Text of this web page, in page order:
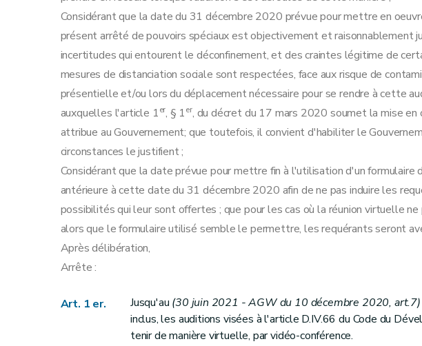
Considérant que la date du 31 décembre 2020 prévue pour mettre en
présent arrêté de pouvoirs spéciaux est objectivement et raisonnablement
incertitudes qui entourent le déconfinement, et des craintes légitime de
mesures de distanciation sociale sont respectées, face aux risque de
présentielle et/ou lors du déplacement nécessaire pour se rendre à cette
auxquelles l'article 1er, § 1er, du décret du 17 mars 2020 soumet la mise en
attribue au Gouvernement; que toutefois, il convient d'habiliter le
circonstances le justifient ;
Considérant que la date prévue pour mettre fin à l'utilisation d'un formulaire
antérieure à cette date du 31 décembre 2020 afin de ne pas induire les
possibilités qui leur sont offertes ; que pour les cas où la réunion virtuelle
alors que le formulaire utilisé semble le permettre, les requérants seront
Après délibération,
Arrête :
Art. 1 er. Jusqu'au (30 juin 2021 - AGW du 10 décembre 2020, art.7)
inclus, les auditions visées à l'article D.IV.66 du Code du
tenir de manière virtuelle, par vidéo-conférence.